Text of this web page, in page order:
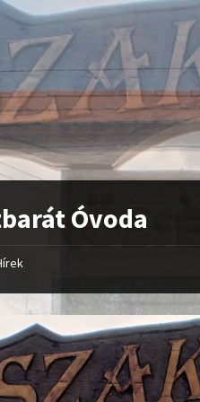
Óvoda